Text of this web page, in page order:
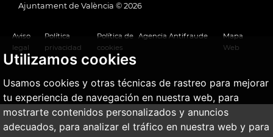
Utilizamos cookies
Usamos cookies y otras técnicas de rastreo para mejorar
tu experiencia de navegación en nuestra web, para
mostrarte contenidos personalizados y anuncios
adecuados, para analizar el tráfico en nuestra web y para
Ajuntament de València © 2026
Aviso
legal
Política
privacidad
Política de
cookies
Agencia Antifraude
Mapa
Web